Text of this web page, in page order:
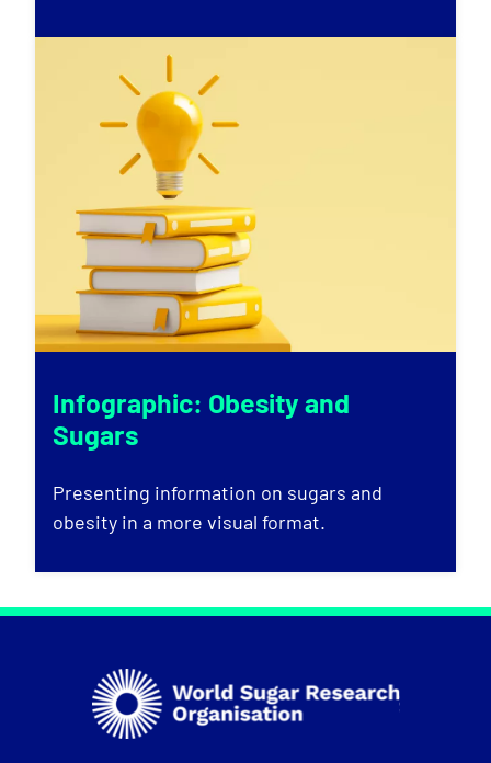
Infographic: Obesity and
Sugars
Presenting information on sugars and
obesity in a more visual format.